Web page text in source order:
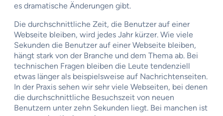
es dramatische Änderungen gibt.
Die durchschnittliche Zeit, die Benutzer auf einer
Webseite bleiben, wird jedes Jahr kürzer. Wie viele
Sekunden die Benutzer auf einer Webseite bleiben,
hängt stark von der Branche und dem Thema ab. Bei
technischen Fragen bleiben die Leute tendenziell
etwas länger als beispielsweise auf Nachrichtenseiten.
In der Praxis sehen wir sehr viele Webseiten, bei denen
die durchschnittliche Besuchszeit von neuen
Benutzern unter zehn Sekunden liegt. Bei manchen ist